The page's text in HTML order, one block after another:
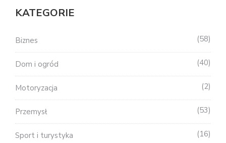
KATEGORIE
Biznes 58
Dom i ogród 40
Motoryzacja 2
Przemysł 53
Sport i turystyka 16